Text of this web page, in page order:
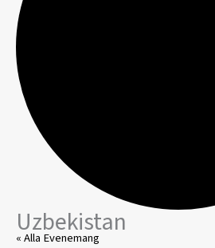
Uzbekistan
« Alla Evenemang